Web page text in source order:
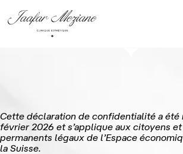
Cette déclaration de confidentialité a été
février 2026 et s’applique aux citoyens
permanents légaux de l’Espace
la Suisse.